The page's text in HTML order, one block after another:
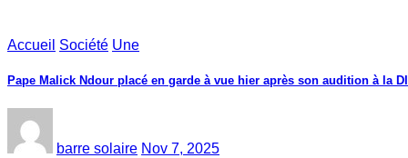
Accueil Société Une
Pape Malick Ndour placé en garde à vue hier après son audition à la
barre solaire Nov 7, 2025